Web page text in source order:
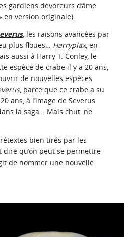
gardiens dévoreurs d’âme
en version originale).
, les raisons avancées par
plus floues… Harryplax, en
aussi à Harry T. Conley, le
espèce de crabe il y a 20 ans,
de nouvelles espèces
, parce que ce crabe a su
ans, à l’image de Severus
la saga… Mais chut, ne
bien tirés par les
dire qu’on peut se permettre
de nommer une nouvelle